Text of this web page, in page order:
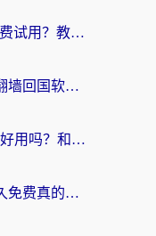
海外党必看：gecko加速器免费试用？教你选对回国加速器，无缝刷国内剧玩游戏
海外党必看：如何选对电脑翻墙回国软件，轻松解锁国内资源？
海外党纠结？快帆TV版VPN好用吗？和扇贝手游VPN对比哪个回国效果更好？
海外党必看：免费加速器永久免费真的存在吗？教你选对回国加速器无缝刷国内资源